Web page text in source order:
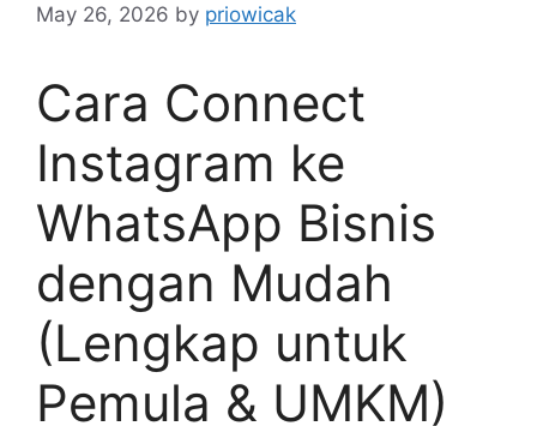
May 26, 2026 by priowicak
Cara Connect
Instagram ke
WhatsApp Bisnis
dengan Mudah
(Lengkap untuk
Pemula & UMKM)